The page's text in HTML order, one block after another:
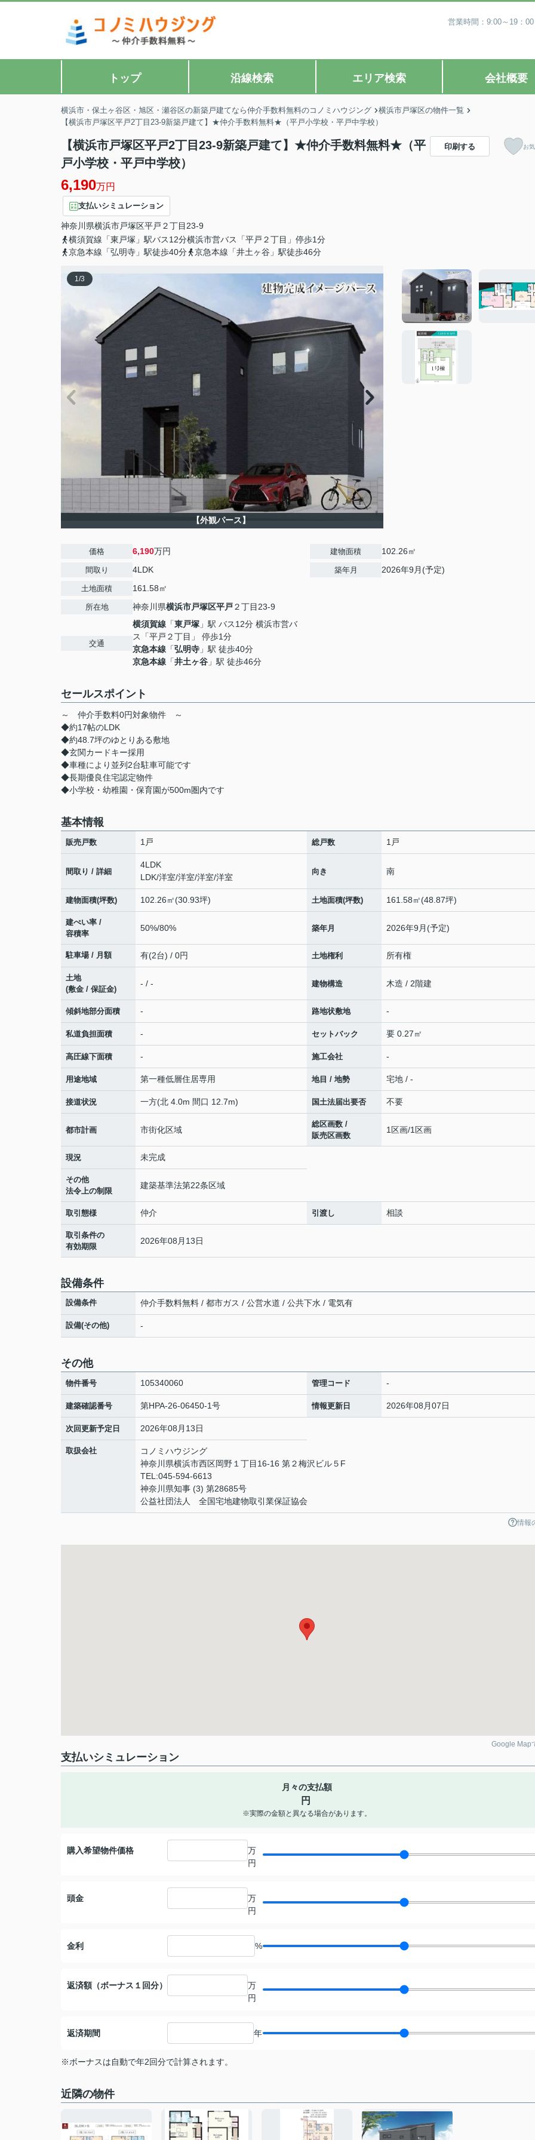
営業時間：9:00～19：
トップ 沿線検索 エリア検索 会社概要
横浜市・保土ヶ谷区・旭区・瀬谷区の新築戸建てなら仲介手数料無料のコノミハウジング
横浜市戸塚区の物件一覧
【横浜市戸塚区平戸2丁目23-9新築戸建て】★仲介手数料無料★（平戸小学校・平戸中学校）
【横浜市戸塚区平戸2丁目23-9新築戸建て】★仲介手数料無料★（平
戸小学校・平戸中学校）
6,190万円
支払いシミュレーション
神奈川県横浜市戸塚区平戸 ２丁目23-9
横須賀線「東戸塚」駅バス12分横浜市営バス「平戸２丁目」停歩1分
京急本線「弘明寺」駅徒歩40分
京急本線「井土ヶ谷」駅徒歩46分
印刷する お
1/3
【外観パース】
価格 6,190万円
間取り 4LDK
土地面積 161.58㎡
所在地 神奈川県横浜市戸塚区平戸２丁目23-9
交通
横須賀線 「東戸塚 」駅 バス12分 横浜市営バ
ス「平戸２丁目」 停歩1分
京急本線 「弘明寺 」駅 徒歩40分
京急本線 「井土ヶ谷 」駅 徒歩46分
建物面積 102.26㎡
築年月 2026年9月(予定)
セールスポイント
～ 仲介手数料0円対象物件 ～
◆約17帖のLDK
◆約48.7坪のゆとりある敷地
◆玄関カードキー採用
◆車種により並列2台駐車可能です
◆長期優良住宅認定物件
◆小学校・幼稚園・保育園が500m圏内です
基本情報
販売戸数 1戸 総戸数 1戸
間取り / 詳細
4LDK
LDK/洋室/洋室/洋室/洋室
向き 南
建物面積(坪数) 102.26㎡(30.93坪) 土地面積(坪数) 161.58㎡(48.87坪)
建ぺい率 /
容積率
50%/80% 築年月 2026年9月(予定)
駐車場 / 月額 有(2台) / 0円 土地権利 所有権
土地
(敷金 / 保証金)
- / - 建物構造 木造 / 2階建
傾斜地部分面積 - 路地状敷地 -
私道負担面積 - セットバック 要 0.27㎡
高圧線下面積 - 施工会社 -
用途地域 第一種低層住居専用 地目 / 地勢 宅地 / -
接道状況 一方(北 4.0m 間口 12.7m) 国土法届出要否 不要
都市計画 市街化区域
総区画数 /
販売区画数
1区画/1区画
現況 未完成
その他
法令上の制限
建築基準法第22条区域
取引態様 仲介 引渡し 相談
取引条件の
有効期限
2026年08月13日
設備条件
設備条件 仲介手数料無料 / 都市ガス / 公営水道 / 公共下水 / 電気有
設備(その他) -
その他
物件番号 105340060 管理コード -
建築確認番号 第HPA-26-06450-1号 情報更新日 2026年08月07日
次回更新予定日 2026年08月13日
取扱会社
コノミハウジング
神奈川県横浜市西区岡野１丁目16-16 第２梅沢ビル５F
TEL:045-594-6613
神奈川県知事 (3) 第28685号
公益社団法人 全国宅地建物取引業保証協会
情報
Google Map
支払いシミュレーション
月々の支払額
円
※実際の金額と異なる場合があります。
購入希望物件価格
万
円
頭金
万
円
金利 %
返済額（ボーナス１回分）
万
円
返済期間 年
※ボーナスは自動で年2回分で計算されます。
近隣の物件